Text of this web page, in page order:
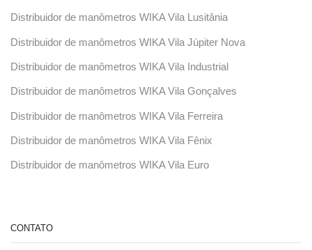
Distribuidor de manômetros WIKA Vila Lusitânia
Distribuidor de manômetros WIKA Vila Júpiter Nova
Distribuidor de manômetros WIKA Vila Industrial
Distribuidor de manômetros WIKA Vila Gonçalves
Distribuidor de manômetros WIKA Vila Ferreira
Distribuidor de manômetros WIKA Vila Fênix
Distribuidor de manômetros WIKA Vila Euro
CONTATO